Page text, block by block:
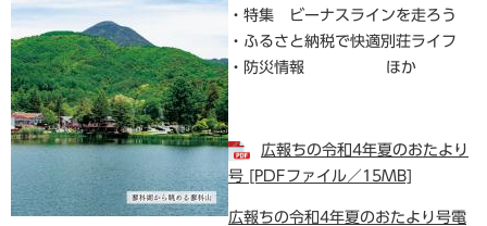
・特集 ビーナスラインを走ろう
・ふるさと納税で快適別荘ライフ
・防災情報 ほか
広報ちの令和4年夏のおたより
号 [PDFファイル／15MB]
広報ちの令和4年夏のおたより号電